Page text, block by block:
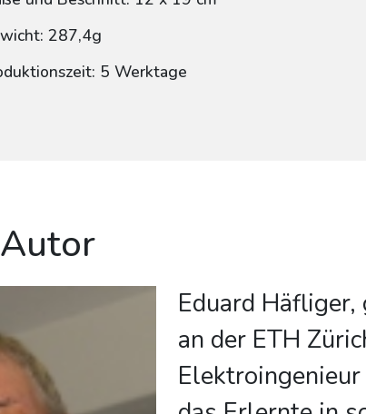
287,4g
5 Werktage
Eduard
an der ETH